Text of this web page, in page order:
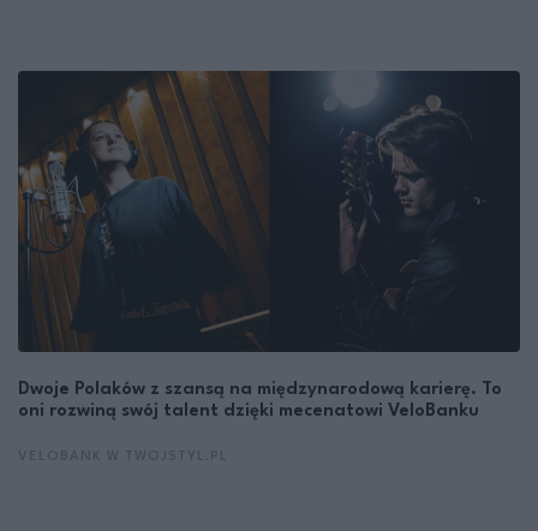
Dwoje Polaków z szansą na międzynarodową karierę. To
oni rozwiną swój talent dzięki mecenatowi VeloBanku